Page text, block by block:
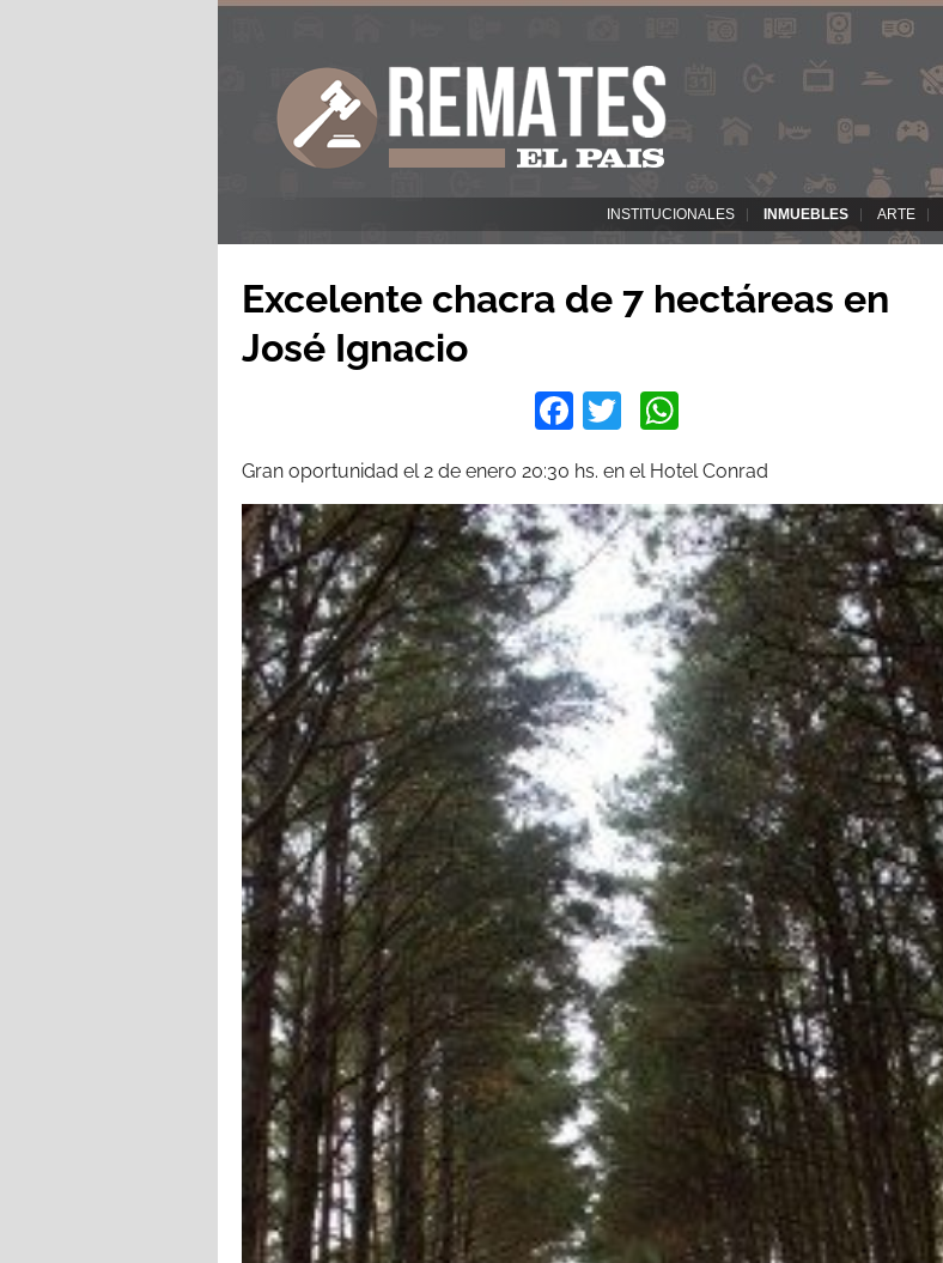
INSTITUCIONALES INMUEBLES ARTE
Excelente chacra de 7 hectáreas en
José Ignacio
Facebook
Twitter
Gran oportunidad el 2 de enero 20:30 hs. en el Hotel Conrad